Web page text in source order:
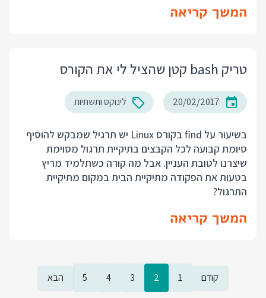
המשך קריאה
טריק bash קטן שהציל לי את הקורס
20/02/2017 לינוקס ותשתיות
בשיעור על find בקורס Linux יש תרגיל שמבקש להוסיף
סיומת קבועה לכל הקבצים בתיקיית תרגול מסוימת
שיצרנו לטובת העניין. אבל מה קורה כשתלמיד מריץ
בטעות את הפקודה מתיקיית הבית במקום מתיקיית
התרגול?
המשך קריאה
קודם 1
2
3
4
5 הבא